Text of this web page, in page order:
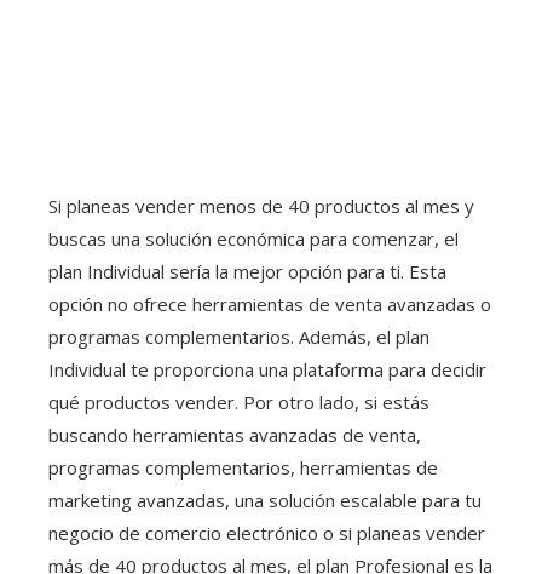
Si planeas vender menos de 40 productos al mes y
buscas una solución económica para comenzar, el
plan Individual sería la mejor opción para ti. Esta
opción no ofrece herramientas de venta avanzadas o
programas complementarios. Además, el plan
Individual te proporciona una plataforma para decidir
qué productos vender. Por otro lado, si estás
buscando herramientas avanzadas de venta,
programas complementarios, herramientas de
marketing avanzadas, una solución escalable para tu
negocio de comercio electrónico o si planeas vender
más de 40 productos al mes, el plan Profesional es la